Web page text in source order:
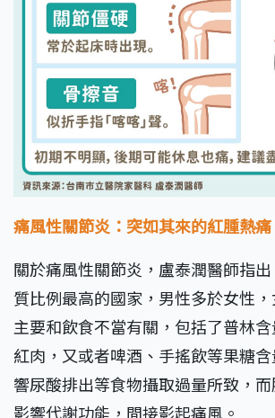
痛風性關節炎：突如其來的紅腫熱痛
關於痛風性關節炎，盧泰潤醫師指
質比例最高的國家，男性多於女性，
主要和飲食不當有關，包括了普林含
紅肉，又或者啤酒、手搖飲等果糖
響尿酸排出等食物攝取過量所致，
影響代謝功能，間接影起痛風。